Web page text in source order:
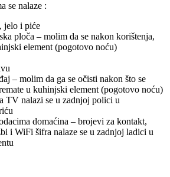
se nalaze :
jelo i piće
ploča – molim da se nakon korištenja,
element (pogotovo noću)
– molim da ga se očisti nakon što se
u kuhinjski element (pogotovo noću)
TV nalazi se u zadnjoj polici u
domaćina – brojevi za kontakt,
i WiFi šifra nalaze se u zadnjoj ladici u